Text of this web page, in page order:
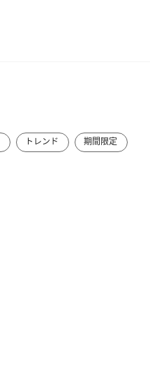
トレンド
期間限定